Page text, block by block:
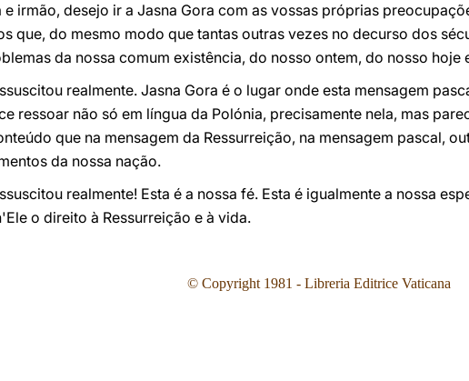
irmão, desejo ir a Jasna Gora com as vossas próprias
que, do mesmo modo que tantas outras vezes no decurso dos
da nossa comum existência, do nosso ontem, do nosso hoje
realmente. Jasna Gora é o lugar onde esta mensagem
ressoar não só em língua da Polónia, precisamente nela, mas
que na mensagem da Ressurreição, na mensagem pascal,
da nossa nação.
realmente! Esta é a nossa fé. Esta é igualmente a nossa
o direito à Ressurreição e à vida.
© Copyright 1981 - Libreria Editrice Vaticana